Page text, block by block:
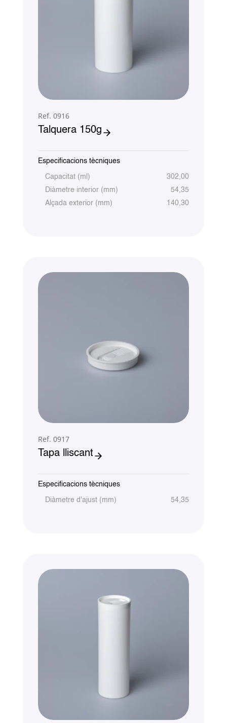
Ref. 0916
Talquera 150g
Especificacions tècniques
Capacitat (ml)
302,00
Diàmetre interior (mm)
54,35
Alçada exterior (mm)
140,30
Ref. 0917
Tapa lliscant
Especificacions tècniques
Diàmetre d'ajust (mm) 54,35